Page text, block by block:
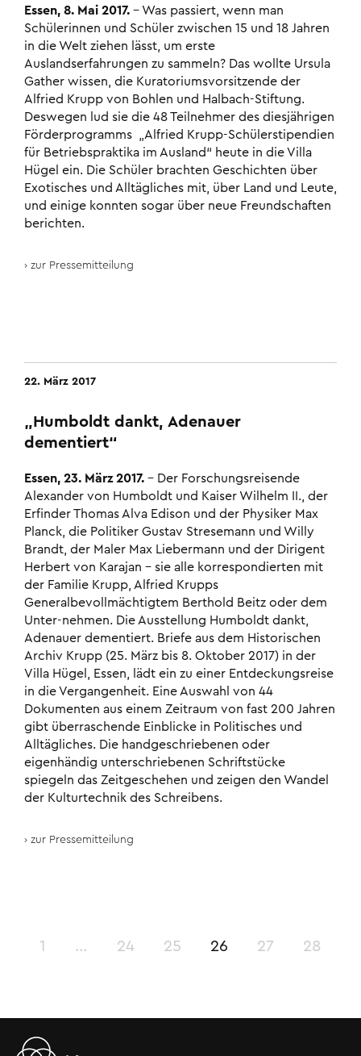
Essen, 8. Mai 2017.– Was passiert, wenn man
Schülerinnen und Schüler zwischen 15 und 18 Jahren
in die Welt ziehen lässt, um erste
Auslandserfahrungen zu sammeln? Das wollte Ursula
Gather wissen, die Kuratoriumsvorsitzende der
Alfried Krupp von Bohlen und Halbach-Stiftung.
Deswegen lud sie die 48 Teilnehmer des diesjährigen
Förderprogramms „Alfried Krupp-Schülerstipendien
für Betriebspraktika im Ausland“ heute in die Villa
Hügel ein. Die Schüler brachten Geschichten über
Exotisches und Alltägliches mit, über Land und Leute,
und einige konnten sogar über neue Freund­schaften
berichten.
zur Pressemitteilung
22. März 2017
„Humboldt dankt, Adenauer
dementiert“
Essen, 23. März 2017.– Der Forschungsreisende
Alexander von Humboldt und Kaiser Wilhelm II., der
Erfinder Thomas Alva Edison und der Physiker Max
Planck, die Politiker Gustav Stresemann und Willy
Brandt, der Maler Max Liebermann und der Dirigent
Herbert von Karajan – sie alle korrespondierten mit
der Familie Krupp, Alfried Krupps
Generalbevollmächtigtem Berthold Beitz oder dem
Unter-nehmen. Die Ausstellung Humboldt dankt,
Adenauer dementiert. Briefe aus dem Historischen
Archiv Krupp (25. März bis 8. Oktober 2017) in der
Villa Hügel, Essen, lädt ein zu einer Entdeckungsreise
in die Vergangenheit. Eine Auswahl von 44
Dokumenten aus einem Zeitraum von fast 200 Jahren
gibt überraschende Einblicke in Politisches und
Alltägliches. Die handgeschriebenen oder
eigenhändig unterschriebenen Schriftstücke
spiegeln das Zeitgeschehen und zeigen den Wandel
der Kulturtechnik des Schreibens.
zur Pressemitteilung
1 … 24 25 26 27 28